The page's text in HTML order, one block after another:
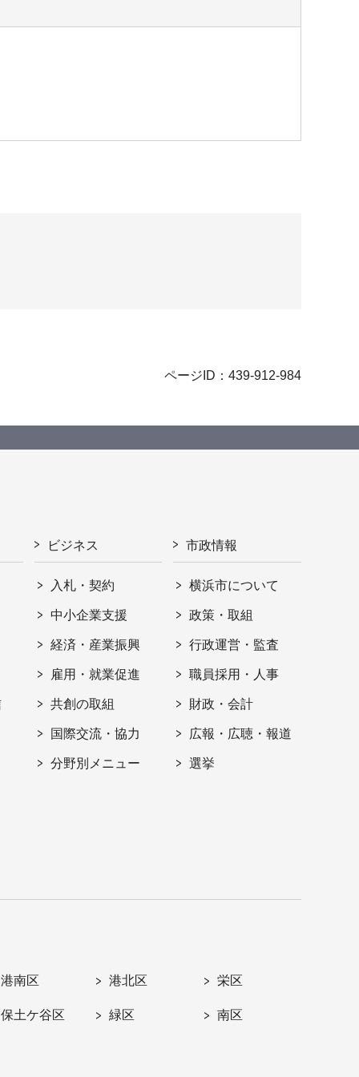
ページID：439-912-984
ビジネス
入札・契約
中小企業支援
経済・産業振興
雇用・就業促進
共創の取組
国際交流・協力
分野別メニュー
市政情報
横浜市について
政策・取組
行政運営・監査
職員採用・人事
財政・会計
広報・広聴・報道
選挙
港南区 港北区 栄区
保土ケ谷区 緑区 南区